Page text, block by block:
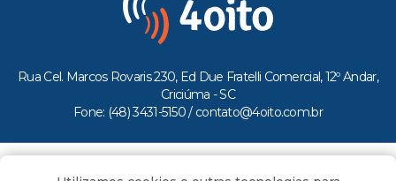
Rua Cel. Marcos Rovaris 230, Ed Due Fratelli Comercial, 12º Andar,
Criciúma - SC
Fone: (48) 3431-5150 / contato@4oito.com.br